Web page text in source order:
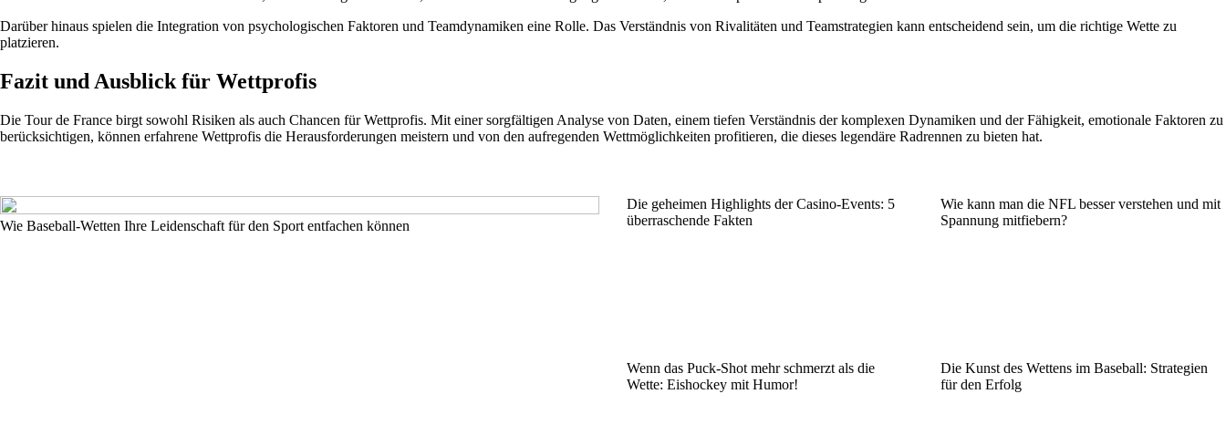
Darüber hinaus spielen die Integration von psychologischen Faktoren und Teamdynamiken eine Rolle. Das Verständnis von Rivalitäten und Teamstrategien kann entscheidend sein, um die richtige Wette zu
platzieren.
Fazit und Ausblick für Wettprofis
Die Tour de France birgt sowohl Risiken als auch Chancen für Wettprofis. Mit einer sorgfältigen Analyse von Daten, einem tiefen Verständnis der komplexen Dynamiken und der Fähigkeit, emotionale Faktoren zu
berücksichtigen, können erfahrene Wettprofis die Herausforderungen meistern und von den aufregenden Wettmöglichkeiten profitieren, die dieses legendäre Radrennen zu bieten hat.
Wie Baseball-Wetten Ihre Leidenschaft für den Sport entfachen können
Die geheimen Highlights der Casino-Events: 5
überraschende Fakten
Wie kann man die NFL besser verstehen und mit
Spannung mitfiebern?
Wenn das Puck-Shot mehr schmerzt als die
Wette: Eishockey mit Humor!
Die Kunst des Wettens im Baseball: Strategien
für den Erfolg